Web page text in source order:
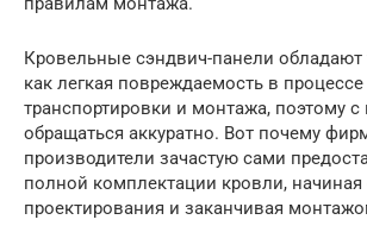
Кровельные сэндвич-панели
как легкая повреждаемость в процессе
транспортировки и монтажа, поэтому
обращаться аккуратно. Вот почему
производители зачастую сами
полной комплектации кровли, начиная
проектирования и заканчивая